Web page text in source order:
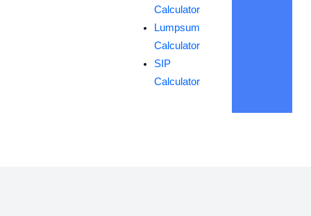
Calculator
Lumpsum
Calculator
SIP
Calculator